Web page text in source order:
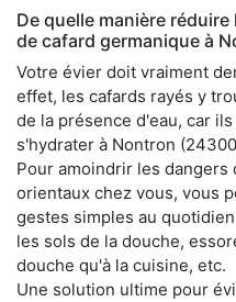
De quelle manière
de cafard germanique à
Votre évier doit vraiment
effet, les cafards rayés y
de la présence d'eau, car
s'hydrater à Nontron
Pour amoindrir les
orientaux chez vous, vous
gestes simples au
les sols de la douche,
douche qu'à la cuisine, etc.
Une solution ultime pour